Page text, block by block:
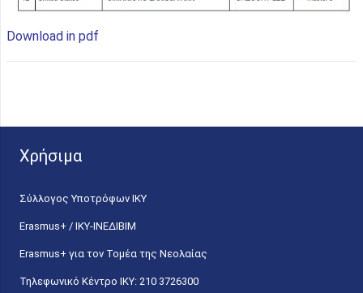
Download in pdf
Χρήσιμα
Σύλλογος Υποτρόφων ΙΚΥ
Erasmus+ / ΙΚΥ-ΙΝΕΔΙΒΙΜ
Erasmus+ για τον Τομέα της Νεολαίας
Τηλεφωνικό Κέντρο IKY: 210 3726300